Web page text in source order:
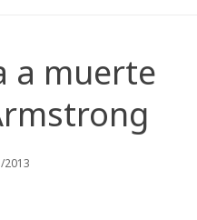
a muerte
2013